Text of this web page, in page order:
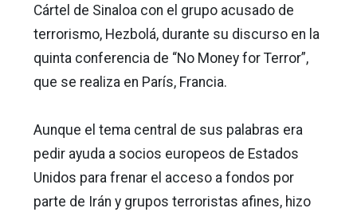
Cártel de Sinaloa con el grupo acusado de
terrorismo, Hezbolá, durante su discurso en la
quinta conferencia de “No Money for Terror”,
que se realiza en París, Francia.
Aunque el tema central de sus palabras era
pedir ayuda a socios europeos de Estados
Unidos para frenar el acceso a fondos por
parte de Irán y grupos terroristas afines, hizo